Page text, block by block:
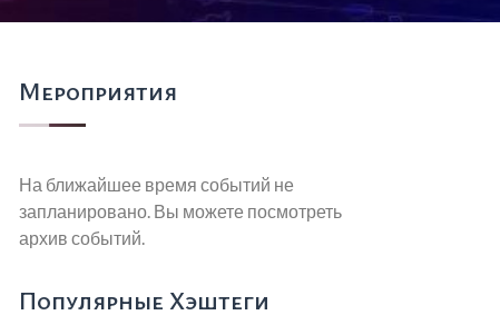
Мероприятия
На ближайшее время событий не
запланировано. Вы можете посмотреть
архив событий.
Популярные Хэштеги